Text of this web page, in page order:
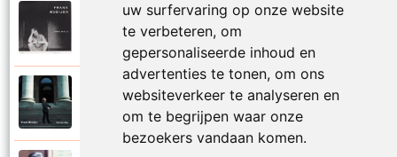
uw surfervaring op onze website
te verbeteren, om
gepersonaliseerde inhoud en
advertenties te tonen, om ons
websiteverkeer te analyseren en
om te begrijpen waar onze
bezoekers vandaan komen.
Frank Boeijen
Onschuld
Frank Boeijen
Op een dag